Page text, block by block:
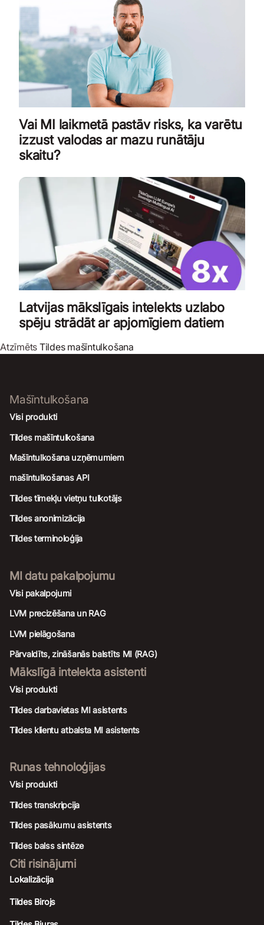
Vai MI laikmetā pastāv risks, ka varētu
izzust valodas ar mazu runātāju
skaitu?
Latvijas mākslīgais intelekts uzlabo
spēju strādāt ar apjomīgiem datiem
Atzīmēts Tildes mašīntulkošana
Mašīntulkošana
Visi produkti
Tildes mašīntulkošana
Mašīntulkošana uzņēmumiem
mašīntulkošanas API
Tildes tīmekļu vietņu tulkotājs
Tildes anonimizācija
Tildes terminoloģija
MI datu pakalpojumu
Visi pakalpojumi
LVM precizēšana un RAG
LVM pielāgošana
Pārvaldīts, zināšanās balstīts MI (RAG)
Mākslīgā intelekta asistenti
Visi produkti
Tildes darbavietas MI asistents
Tildes klientu atbalsta MI asistents
Runas tehnoloģijas
Visi produkti
Tildes transkripcija
Tildes pasākumu asistents
Tildes balss sintēze
Citi risinājumi
Lokalizācija
Tildes Birojs